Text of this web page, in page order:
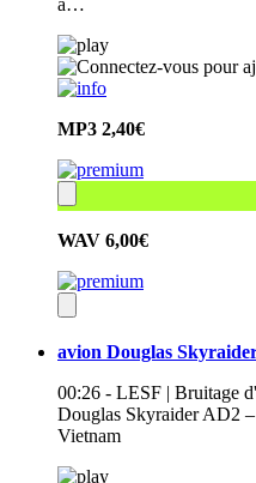
à…
MP3 2,40€
WAV 6,00€
avion Douglas
00:26 - LESF | Bruitage
Douglas Skyraider AD2 –
Vietnam